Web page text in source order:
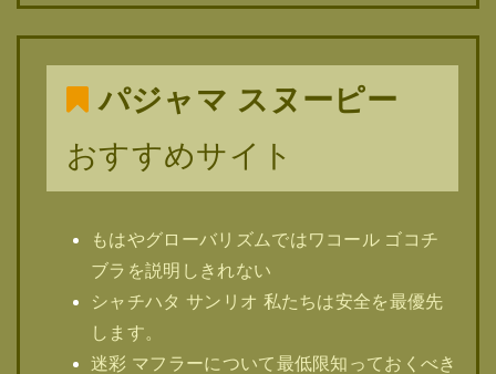
パジャマ スヌーピー
おすすめサイト
もはやグローバリズムではワコール ゴコチ
ブラを説明しきれない
シャチハタ サンリオ 私たちは安全を最優先
します。
迷彩 マフラーについて最低限知っておくべき